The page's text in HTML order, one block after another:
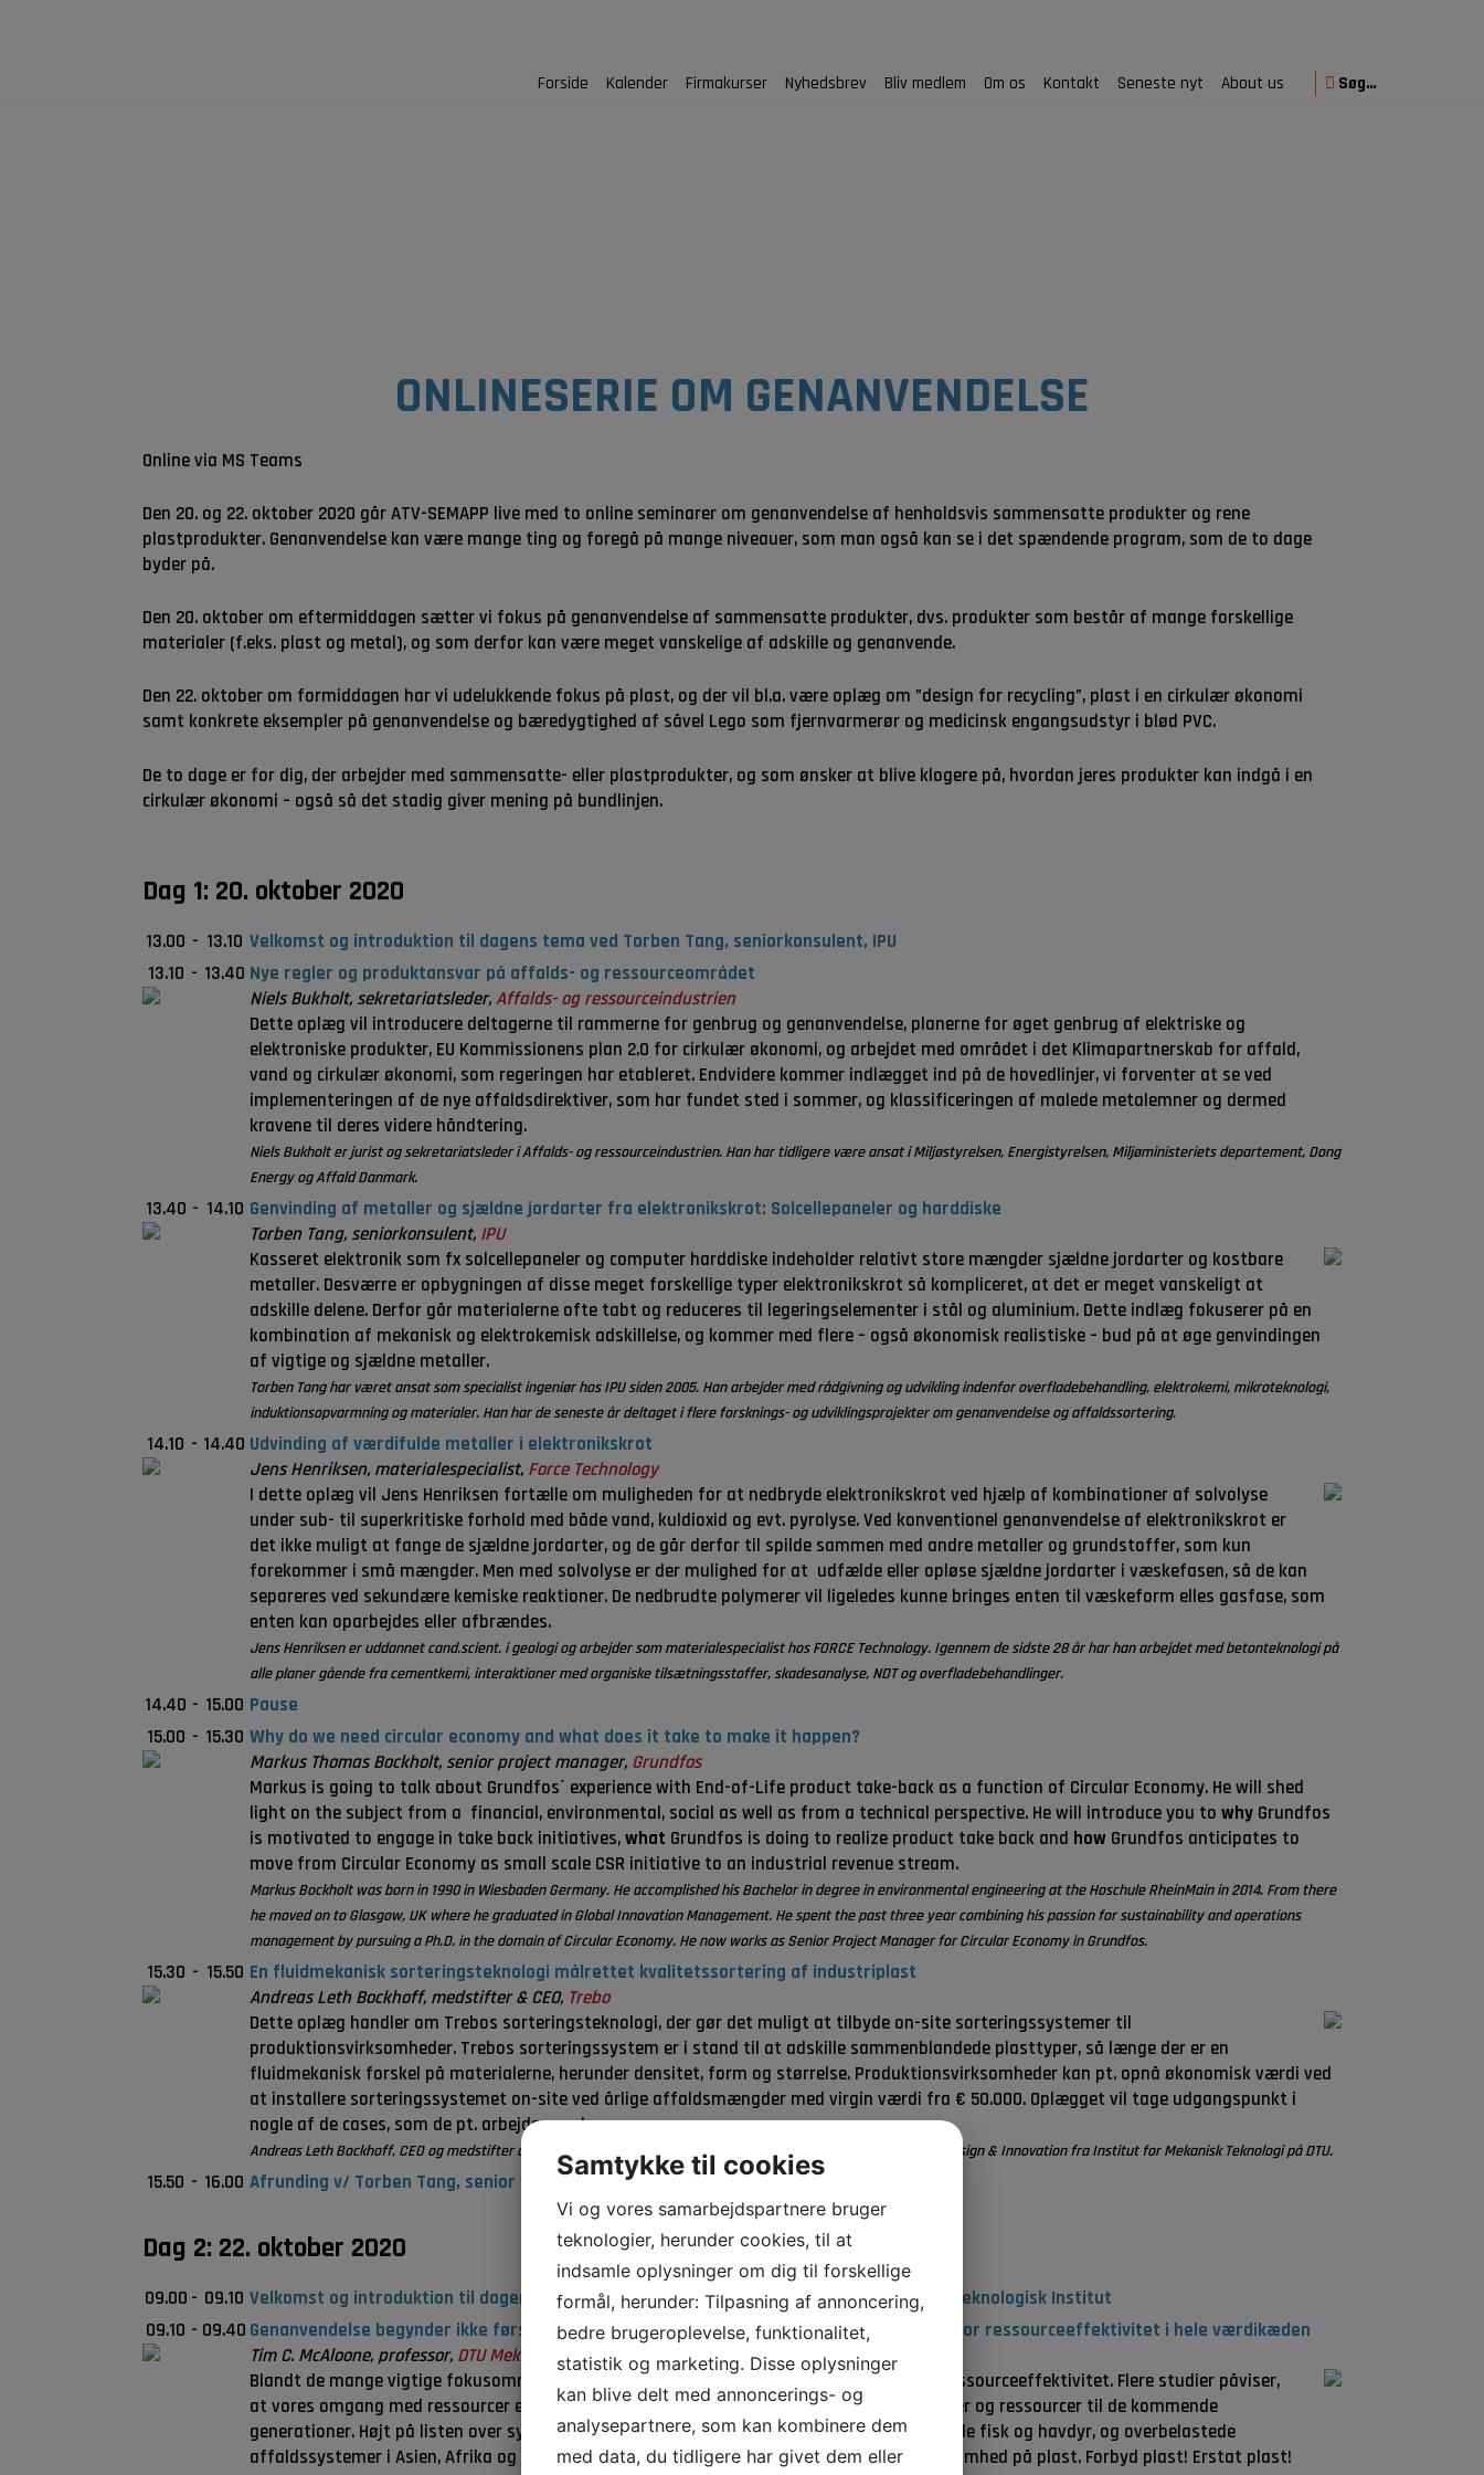
Forside Kalender Firmakurser Nyhedsbrev Bliv medlem Om os Kontakt Seneste nyt About us Søg…
ONLINESERIE OM GENANVENDELSE
Online via MS Teams
Den 20. og 22. oktober 2020 går ATV-SEMAPP live med to online seminarer om genanvendelse af henholdsvis sammensatte produkter og rene
plastprodukter. Genanvendelse kan være mange ting og foregå på mange niveauer, som man også kan se i det spændende program, som de to dage
byder på.
Den 20. oktober om eftermiddagen sætter vi fokus på genanvendelse af sammensatte produkter, dvs. produkter som består af mange forskellige
materialer (f.eks. plast og metal), og som derfor kan være meget vanskelige af adskille og genanvende.
Den 22. oktober om formiddagen har vi udelukkende fokus på plast, og der vil bl.a. være oplæg om ”design for recycling”, plast i en cirkulær økonomi
samt konkrete eksempler på genanvendelse og bæredygtighed af såvel Lego som fjernvarmerør og medicinsk engangsudstyr i blød PVC.
De to dage er for dig, der arbejder med sammensatte- eller plastprodukter, og som ønsker at blive klogere på, hvordan jeres produkter kan indgå i en
cirkulær økonomi – også så det stadig giver mening på bundlinjen.
Dag 1: 20. oktober 2020
13.00 - 13.10 Velkomst og introduktion til dagens tema ved Torben Tang, seniorkonsulent, IPU
13.10 - 13.40 Nye regler og produktansvar på affalds- og ressourceområdet
Niels Bukholt, sekretariatsleder,Affalds- og ressourceindustrien
Dette oplæg vil introducere deltagerne til rammerne for genbrug og genanvendelse, planerne for øget genbrug af elektriske og
elektroniske produkter, EU Kommissionens plan 2.0 for cirkulær økonomi, og arbejdet med området i det Klimapartnerskab for affald,
vand og cirkulær økonomi, som regeringen har etableret. Endvidere kommer indlægget ind på de hovedlinjer, vi forventer at se ved
implementeringen af de nye affaldsdirektiver, som har fundet sted i sommer, og klassificeringen af malede metalemner og dermed
kravene til deres videre håndtering.
Niels Bukholt er jurist og sekretariatsleder i Affalds- og ressourceindustrien. Han har tidligere være ansat i Miljøstyrelsen, Energistyrelsen, Miljøministeriets departement, Dong
Energy og Affald Danmark.
13.40 - 14.10 Genvinding af metaller og sjældne jordarter fra elektronikskrot: Solcellepaneler og harddiske
Torben Tang, seniorkonsulent, IPU
Kasseret elektronik som fx solcellepaneler og computer harddiske indeholder relativt store mængder sjældne jordarter og kostbare
metaller. Desværre er opbygningen af disse meget forskellige typer elektronikskrot så kompliceret, at det er meget vanskeligt at
adskille delene. Derfor går materialerne ofte tabt og reduceres til legeringselementer i stål og aluminium. Dette indlæg fokuserer på en
kombination af mekanisk og elektrokemisk adskillelse, og kommer med flere – også økonomisk realistiske – bud på at øge genvindingen
af vigtige og sjældne metaller.
Torben Tang har været ansat som specialist ingeniør hos IPU siden 2005. Han arbejder med rådgivning og udvikling indenfor overfladebehandling, elektrokemi, mikroteknologi,
induktionsopvarmning og materialer. Han har de seneste år deltaget i flere forsknings- og udviklingsprojekter om genanvendelse og affaldssortering.
14.10 - 14.40 Udvinding af værdifulde metaller i elektronikskrot
Jens Henriksen, materialespecialist, Force Technology
I dette oplæg vil Jens Henriksen fortælle om muligheden for at nedbryde elektronikskrot ved hjælp af kombinationer af solvolyse
under sub- til superkritiske forhold med både vand, kuldioxid og evt. pyrolyse. Ved konventionel genanvendelse af elektronikskrot er
det ikke muligt at fange de sjældne jordarter, og de går derfor til spilde sammen med andre metaller og grundstoffer, som kun
forekommer i små mængder. Men med solvolyse er der mulighed for at udfælde eller opløse sjældne jordarter i væskefasen, så de kan
separeres ved sekundære kemiske reaktioner. De nedbrudte polymerer vil ligeledes kunne bringes enten til væskeform elles gasfase, som
enten kan oparbejdes eller afbrændes.
Jens Henriksen er uddannet cand.scient. i geologi og arbejder som materialespecialist hos FORCE Technology. Igennem de sidste 28 år har han arbejdet med betonteknologi på
alle planer gående fra cementkemi, interaktioner med organiske tilsætningsstoffer, skadesanalyse, NDT og overfladebehandlinger.
14.40 - 15.00 Pause
15.00 - 15.30 Why do we need circular economy and what does it take to make it happen?
Markus Thomas Bockholt, senior project manager, Grundfos
Markus is going to talk about Grundfos´ experience with End-of-Life product take-back as a function of Circular Economy. He will shed
light on the subject from a financial, environmental, social as well as from a technical perspective. He will introduce you to whyGrundfos
is motivated to engage in take back initiatives,what Grundfos is doing to realize product take back and howGrundfos anticipates to
move from Circular Economy as small scale CSR initiative to an industrial revenue stream.
Markus Bockholt was born in 1990 in Wiesbaden Germany. He accomplished his Bachelor in degree in environmental engineering at the Hoschule RheinMain in 2014. From there
he moved on to Glasgow, UK where he graduated in Global Innovation Management. He spent the past three year combining his passion for sustainability and operations
management by pursuing a Ph.D. in the domain of Circular Economy. He now works as Senior Project Manager for Circular Economy in Grundfos.
15.30 - 15.50 En fluidmekanisk sorteringsteknologi målrettet kvalitetssortering af industriplast
Andreas Leth Bockhoff, medstifter & CEO, Trebo
Dette oplæg handler om Trebos sorteringsteknologi, der gør det muligt at tilbyde on-site sorteringssystemer til
produktionsvirksomheder. Trebos sorteringssystem er i stand til at adskille sammenblandede plasttyper, så længe der er en
fluidmekanisk forskel på materialerne, herunder densitet, form og størrelse. Produktionsvirksomheder kan pt. opnå økonomisk værdi ved
at installere sorteringssystemet on-site ved årlige affaldsmængder med virgin værdi fra € 50.000. Oplægget vil tage udgangspunkt i
nogle af de cases, som de pt. arbejder med.
Andreas Leth Bockhoff, CEO og medstifter af Trebo. Han har en diplomgrad i maskinteknik og en kandidatgrad i Design & Innovation fra Institut for Mekanisk Teknologi på DTU.
15.50 - 16.00 Afrunding v/ Torben Tang, senior konsulent, IPU
Dag 2: 22. oktober 2020
09.00 - 09.10 Velkomst og introduktion til dagens tema ved Peter Sommer-Larsen, senior specialist, Teknologisk Institut
09.10 - 09.40 Genanvendelse begynder ikke først ved skraldespanden: Cirkulær økonomi som ramme for ressourceeffektivitet i hele værdikæden
Tim C. McAloone, professor, DTU Mekanik
Blandt de mange vigtige fokusområder for bæredygtighed i vores moderne samfund er ressourceeffektivitet. Flere studier påviser,
at vores omgang med ressourcer er ude af trit med klodens evne til at genskabe materialer og ressourcer til de kommende
generationer. Højt på listen over syndere er plast. Billeder af plastøer i oceanerne, forgiftede fisk og havdyr, og overbelastede
affaldssystemer i Asien, Afrika og Sydamerika, har ledt til en skærpet og kritisk opmærksomhed på plast. Forbyd plast! Erstat plast!
Samtykke til cookies
Vi og vores samarbejdspartnere bruger
teknologier, herunder cookies, til at
indsamle oplysninger om dig til forskellige
formål, herunder: Tilpasning af annoncering,
bedre brugeroplevelse, funktionalitet,
statistik og marketing. Disse oplysninger
kan blive delt med annoncerings- og
analysepartnere, som kan kombinere dem
med data, du tidligere har givet dem eller